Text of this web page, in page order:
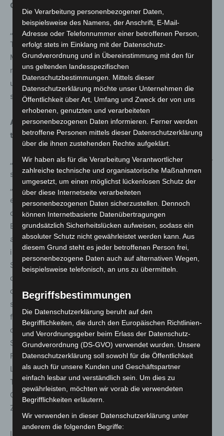
Glas:
„Das Einbrauen von Hanöversch Festbier ist ein fester
Termin im Schützenkalender. Es ist auch ein besonderer
Moment, denn Tradition und Innovation treffen sich nicht
nur im Geschmack des Festbiers, sondern auch im Geist
unseres Schützenfestes. Ich bin sehr gespannt, wie es
schmeckt!“
Auch Festleiter Bernd Rödel fand passende Worte zum
traditionellen Einbrauen:
„Wie schnell doch die Zeit vergeht, den bald ist es wieder
so weit, wir feiern in der Landeshauptstadt Hannover das
„größte Schützenfest der Welt“. Es ist wieder gelungen,
ein attraktives Fest zu planen, das die Gemeinschaft und
den Zusammenhalt feiert, Moderne und Tradition in
Einklang bringt. Und zu der Tradition gehört natürlich
auch das Hanöversche Festbier. Das Festbier wird auch
im Jahr 2024 ein fester Bestandteil der Seele des
Schützenfestes sein und ich bin mir sicher, dass es
dieses Jahr wieder ein großartiges Bier geben wird, das
die Feierlichkeiten perfekt ergänzt. Ich freue mich schon
sehr, dass wir bald wieder mit einem Prosit und einem
frisch gezapften „Hannöversch Festbier“ in der Hand, auf
die Verbindung von Tradition und Moderne beim größten
Schützenfest der Welt in Hannover anstoßen. Möge das
Festbier den Geist der Vergangenheit mit der
Lebendigkeit der Gegenwart vereinen und nicht nur
Traditionen ehren, sondern auch die Kraft der
Gemeinschaft und die Freude am Feiern in schwierigen
Zeiten hervorheben.
Ich wünsche uns allen viel Erfolg beim Einbrauen und ein
Die Verarbeitung personenbezogener Daten,
beispielsweise des Namens, der Anschrift, E-Mail-
Adresse oder Telefonnummer einer betroffenen Person,
erfolgt stets im Einklang mit der Datenschutz-
Grundverordnung und in Übereinstimmung mit den für
uns geltenden landesspezifischen
Datenschutzbestimmungen. Mittels dieser
Datenschutzerklärung möchte unser Unternehmen die
Öffentlichkeit über Art, Umfang und Zweck der von uns
erhobenen, genutzten und verarbeiteten
personenbezogenen Daten informieren. Ferner werden
betroffene Personen mittels dieser Datenschutzerklärung
über die ihnen zustehenden Rechte aufgeklärt.
Wir haben als für die Verarbeitung Verantwortlicher
zahlreiche technische und organisatorische Maßnahmen
umgesetzt, um einen möglichst lückenlosen Schutz der
über diese Internetseite verarbeiteten
personenbezogenen Daten sicherzustellen. Dennoch
können Internetbasierte Datenübertragungen
grundsätzlich Sicherheitslücken aufweisen, sodass ein
absoluter Schutz nicht gewährleistet werden kann. Aus
diesem Grund steht es jeder betroffenen Person frei,
personenbezogene Daten auch auf alternativen Wegen,
beispielsweise telefonisch, an uns zu übermitteln.
Begriffsbestimmungen
Die Datenschutzerklärung beruht auf den
Begrifflichkeiten, die durch den Europäischen Richtlinien-
und Verordnungsgeber beim Erlass der Datenschutz-
Grundverordnung (DS-GVO) verwendet wurden. Unsere
Datenschutzerklärung soll sowohl für die Öffentlichkeit
als auch für unsere Kunden und Geschäftspartner
einfach lesbar und verständlich sein. Um dies zu
gewährleisten, möchten wir vorab die verwendeten
Begrifflichkeiten erläutern.
Wir verwenden in dieser Datenschutzerklärung unter
anderem die folgenden Begriffe: